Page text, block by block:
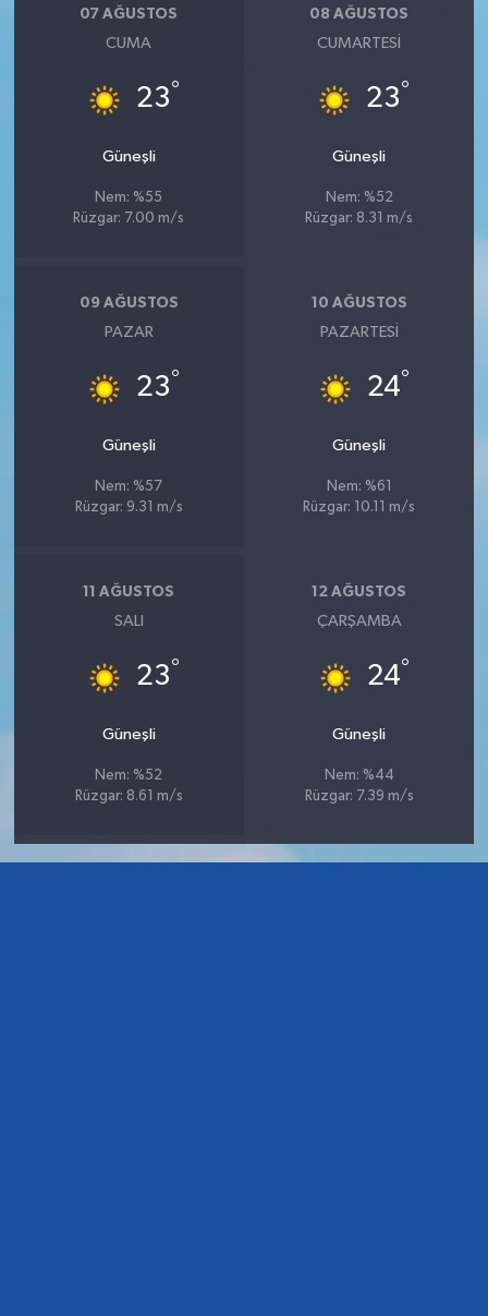
07 AĞUSTOS
CUMA
23°
Güneşli
Nem: %55
Rüzgar: 7.00 m/s
08 AĞUSTOS
CUMARTESI
23°
Güneşli
Nem: %52
Rüzgar: 8.31 m/s
09 AĞUSTOS
PAZAR
23°
Güneşli
Nem: %57
Rüzgar: 9.31 m/s
10 AĞUSTOS
PAZARTESI
24°
Güneşli
Nem: %61
Rüzgar: 10.11 m/s
11 AĞUSTOS
SALI
23°
Güneşli
Nem: %52
Rüzgar: 8.61 m/s
12 AĞUSTOS
ÇARŞAMBA
24°
Güneşli
Nem: %44
Rüzgar: 7.39 m/s